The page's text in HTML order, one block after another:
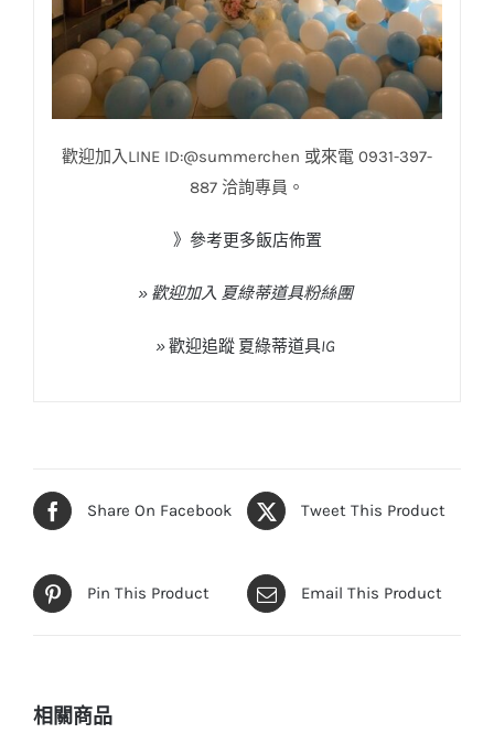
歡迎加入LINE ID:@summerchen 或來電 0931-397-
887 洽詢專員。
》參考更多飯店佈置
» 歡迎加入 夏綠蒂道具粉絲團
»歡迎追蹤 夏綠蒂道具IG
Share On Facebook Tweet This Product
Pin This Product Email This Product
相關商品